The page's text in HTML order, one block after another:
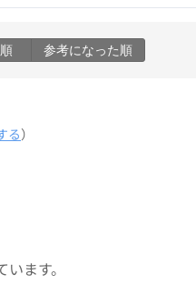
参考になった順
る）
ます。